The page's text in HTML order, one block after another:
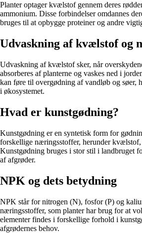
Planter optager kvælstof gennem deres
ammonium. Disse forbindelser omdannes
bruges til at opbygge proteiner og andre
Udvaskning af kvælstof og
Udvaskning af kvælstof sker, når
absorberes af planterne og vaskes ned i
kan føre til overgødning af vandløb og søer,
i økosystemet.
Hvad er kunstgødning?
Kunstgødning er en syntetisk form for
forskellige næringsstoffer, herunder
Kunstgødning bruges i stor stil i landbruget
af afgrøder.
NPK og dets betydning
NPK står for nitrogen (N), fosfor (P) og
næringsstoffer, som planter har brug for at
elementer findes i forskellige forhold i
afgrødernes behov.